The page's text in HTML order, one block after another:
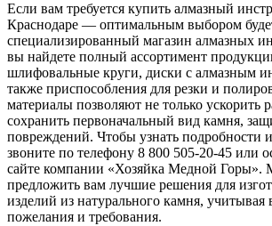
Если вам требуется купить алмазный
Краснодаре — оптимальным выбором
специализированный магазин алмазных
вы найдете полный ассортимент
шлифовальные круги, диски с алмазным
также приспособления для резки и
материалы позволяют не только ускорить
сохранить первоначальный вид камня,
повреждений. Чтобы узнать подробности
звоните по телефону 8 800 505-20-45 или
сайте компании «Хозяйка Медной Горы».
предложить вам лучшие решения для
изделий из натурального камня, учитывая
пожелания и требования.